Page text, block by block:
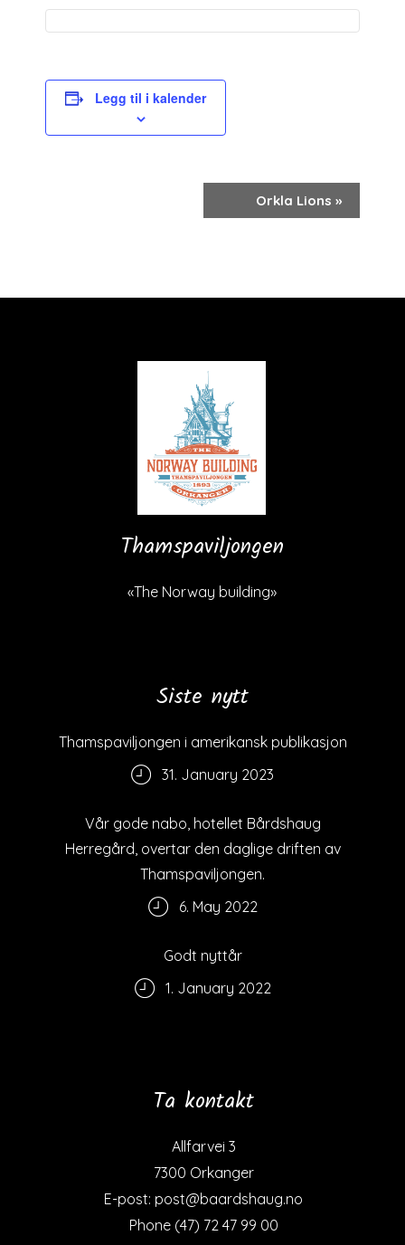
Legg til i kalender
Orkla Lions »
Thamspaviljongen
«The Norway building»
Siste nytt
Thamspaviljongen i amerikansk publikasjon
31. January 2023
Vår gode nabo, hotellet Bårdshaug
Herregård, overtar den daglige driften av
Thamspaviljongen.
6. May 2022
Godt nyttår
1. January 2022
Ta kontakt
Allfarvei 3
7300 Orkanger
E-post: post@baardshaug.no
Phone (47) 72 47 99 00